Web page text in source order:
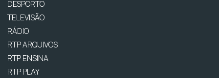
DESPORTO
TELEVISÃO
RÁDIO
RTP ARQUIVOS
RTP ENSINA
RTP PLAY